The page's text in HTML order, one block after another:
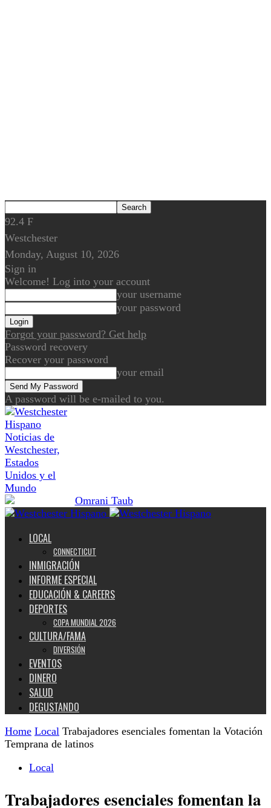
92.4 F
Westchester
Monday, August 10, 2026
Sign in
Welcome! Log into your account
your username
your password
Forgot your password? Get help
Password recovery
Recover your password
your email
A password will be e-mailed to you.
Noticias de
Westchester,
Estados
Unidos y el
Mundo
LOCAL
CONNECTICUT
INMIGRACIÓN
INFORME ESPECIAL
EDUCACIÓN & CAREERS
DEPORTES
COPA MUNDIAL 2026
CULTURA/FAMA
DIVERSIÓN
EVENTOS
DINERO
SALUD
DEGUSTANDO
Home Local Trabajadores esenciales fomentan la Votación
Temprana de latinos
Local
Trabajadores esenciales fomentan la